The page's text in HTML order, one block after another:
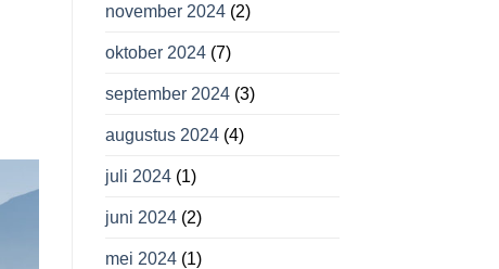
november 2024(2)
oktober 2024(7)
september 2024(3)
augustus 2024(4)
juli 2024(1)
juni 2024(2)
mei 2024(1)